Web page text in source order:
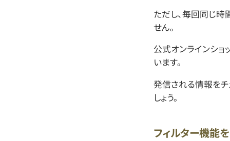
ただし、毎回同じ
せん。
公式オンラインショ
います。
発信される情報をチ
しょう。
フィルター機能